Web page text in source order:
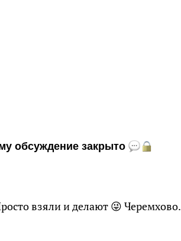
обсуждение закрыто
взяли и делают 😜 Черемхово.